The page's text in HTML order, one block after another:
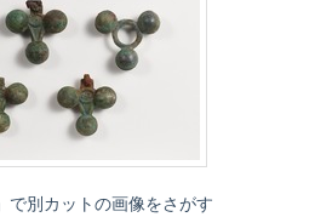
で別カットの画像をさがす